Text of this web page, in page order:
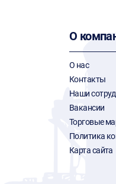
О
О нас
Контакты
Наши
Вакансии
Торговые
Политика
Карта сайта